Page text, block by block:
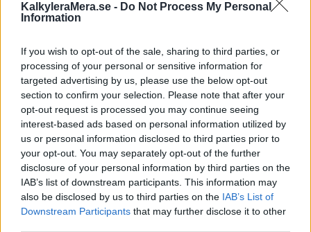
KalkyleraMera.se - Do Not Process My Personal
Information
If you wish to opt-out of the sale, sharing to third parties, or
processing of your personal or sensitive information for
targeted advertising by us, please use the below opt-out
section to confirm your selection. Please note that after your
opt-out request is processed you may continue seeing
interest-based ads based on personal information utilized by
us or personal information disclosed to third parties prior to
your opt-out. You may separately opt-out of the further
disclosure of your personal information by third parties on the
IAB’s list of downstream participants. This information may
also be disclosed by us to third parties on the IAB’s List of
Downstream Participants that may further disclose it to other
Fasträntekonto 6
mån
Rörlig
000 kr
Ja
Komplett Bank
Högräntekonto
1.0 %
Fast
1 000
000 kr
Ja
Bluestep
Sparkonto
SuperFlex
0.95
%
Fast
800
000 kr
Ja
Danskebank
0.9 % 5 000